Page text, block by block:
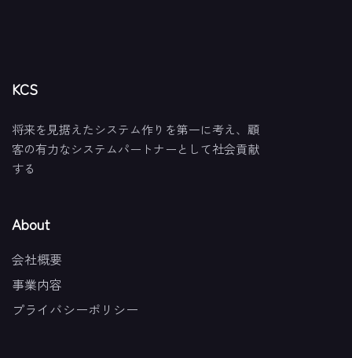
KCS
将来を見据えたシステム作りを第一に考え、顧
客の有力なシステムパートナーとして社会貢献
する
About
会社概要
事業内容
プライバシーポリシー